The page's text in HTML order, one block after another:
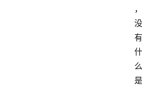
，
没
有
什
么
是